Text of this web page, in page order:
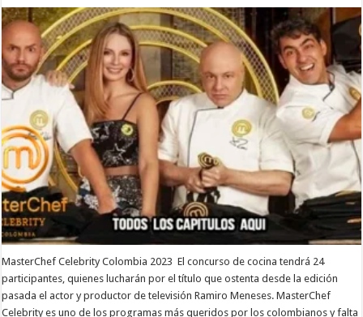
MasterChef Celebrity Colombia 2023 El concurso de cocina tendrá 24
participantes, quienes lucharán por el título que ostenta desde la edición
pasada el actor y productor de televisión Ramiro Meneses. MasterChef
Celebrity es uno de los programas más queridos por los colombianos y falta